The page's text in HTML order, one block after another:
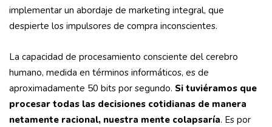
implementar un abordaje de marketing integral, que
despierte los impulsores de compra inconscientes.
La capacidad de procesamiento consciente del cerebro
humano, medida en términos informáticos, es de
aproximadamente 50 bits por segundo. Si tuviéramos que
procesar todas las decisiones cotidianas de manera
netamente racional, nuestra mente colapsaría. Es por